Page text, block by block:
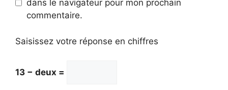
dans le navigateur pour mon prochain
commentaire.
Saisissez votre réponse en chiffres
13 − deux =